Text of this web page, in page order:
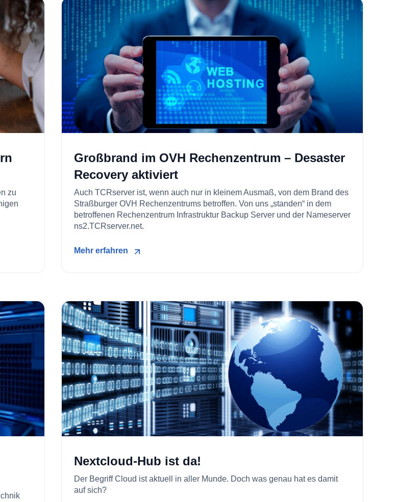
zu
Großbrand im OVH Rechenzentrum – Desaster
Recovery aktiviert
Auch TCRserver ist, wenn auch nur in kleinem Ausmaß, von dem Brand des
Straßburger OVH Rechenzentrums betroffen. Von uns „standen“ in dem
betroffenen Rechenzentrum Infrastruktur Backup Server und der Nameserver
ns2.TCRserver.net.
Mehr erfahren
Nextcloud-Hub ist da!
Der Begriff Cloud ist aktuell in aller Munde. Doch was genau hat es damit
auf sich?